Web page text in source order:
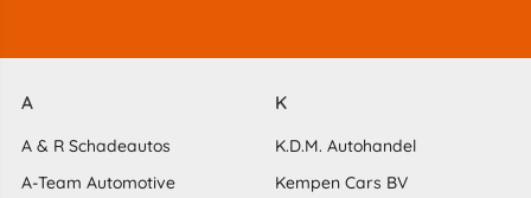
A
A & R Schadeautos
A-Team Automotive
K
K.D.M. Autohandel
Kempen Cars BV